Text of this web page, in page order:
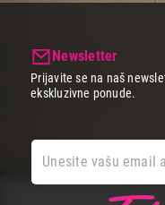
Newsletter
Prijavite se na naš
ekskluzivne ponude.